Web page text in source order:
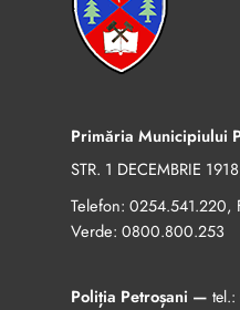
Primăria Municipiului
STR. 1 DECEMBRIE
Telefon: 0254.541.220,
Verde: 0800.800.253
Poliția Petroșani — tel.: